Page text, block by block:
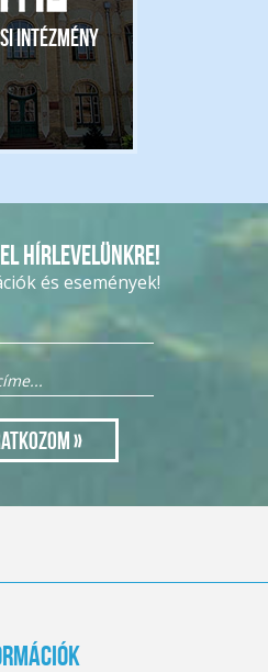
intézmény
hírlevelünkre!
és események!